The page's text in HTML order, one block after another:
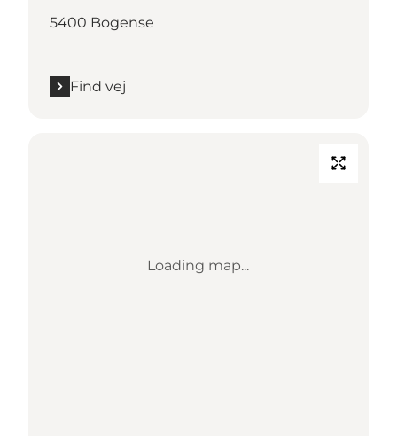
5400 Bogense
Find vej
Loading map...